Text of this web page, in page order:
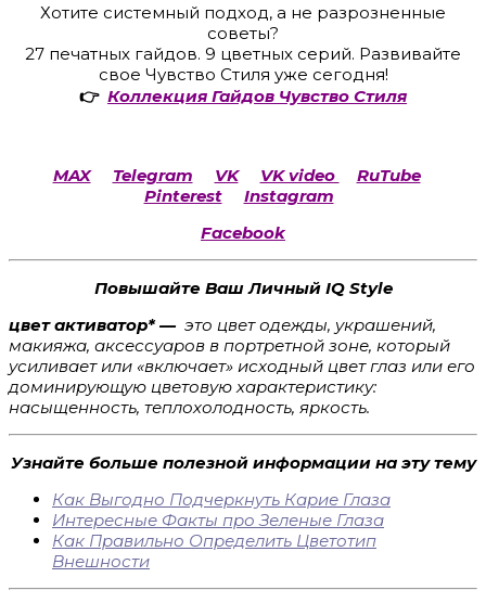
Хотите системный подход, а не разрозненные
советы?
27 печатных гайдов. 9 цветных серий. Развивайте
свое Чувство Стиля уже сегодня!
👉 Коллекция Гайдов Чувство Стиля
MAX Telegram VK VK video
RuTube
Pinterest
Instagram
Facebook
Повышайте Ваш Личный IQ Style
цвет активатор* — это цвет одежды, украшений,
макияжа, аксессуаров в портретной зоне, который
усиливает или «включает» исходный цвет глаз или его
доминирующую цветовую характеристику:
насыщенность, теплохолодность, яркость.
Узнайте больше полезной информации на эту тему
Как Выгодно Подчеркнуть Карие Глаза
Интересные Факты про Зеленые Глаза
Как Правильно Определить Цветотип
Внешности